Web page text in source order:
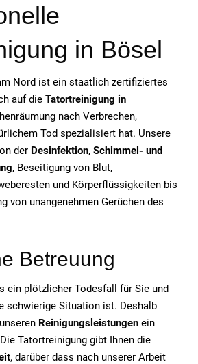
in Bösel
Nord ist ein staatlich zertifiziertes
auf die Tatortreinigung in
nach Verbrechen,
Tod spezialisiert hat. Unsere
der Desinfektion, Schimmel- und
, Beseitigung von Blut,
und Körperflüssigkeiten bis
von unangenehmen Gerüchen des
Betreuung
ein plötzlicher Todesfall für Sie und
schwierige Situation ist. Deshalb
Reinigungsleistungen ein
Tatortreinigung gibt Ihnen die
, darüber dass nach unserer Arbeit